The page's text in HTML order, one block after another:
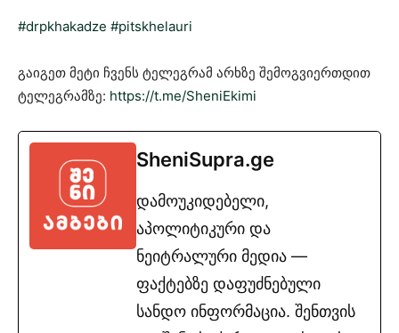
#drpkhakadze #pitskhelauri
გაიგეთ მეტი ჩვენს ტელეგრამ არხზე შემოგვიერთდით
ტელეგრამზე: https://t.me/SheniEkimi
SheniSupra.ge
დამოუკიდებელი,
აპოლიტიკური და
ნეიტრალური მედია —
ფაქტებზე დაფუძნებული
სანდო ინფორმაცია. შენთვის